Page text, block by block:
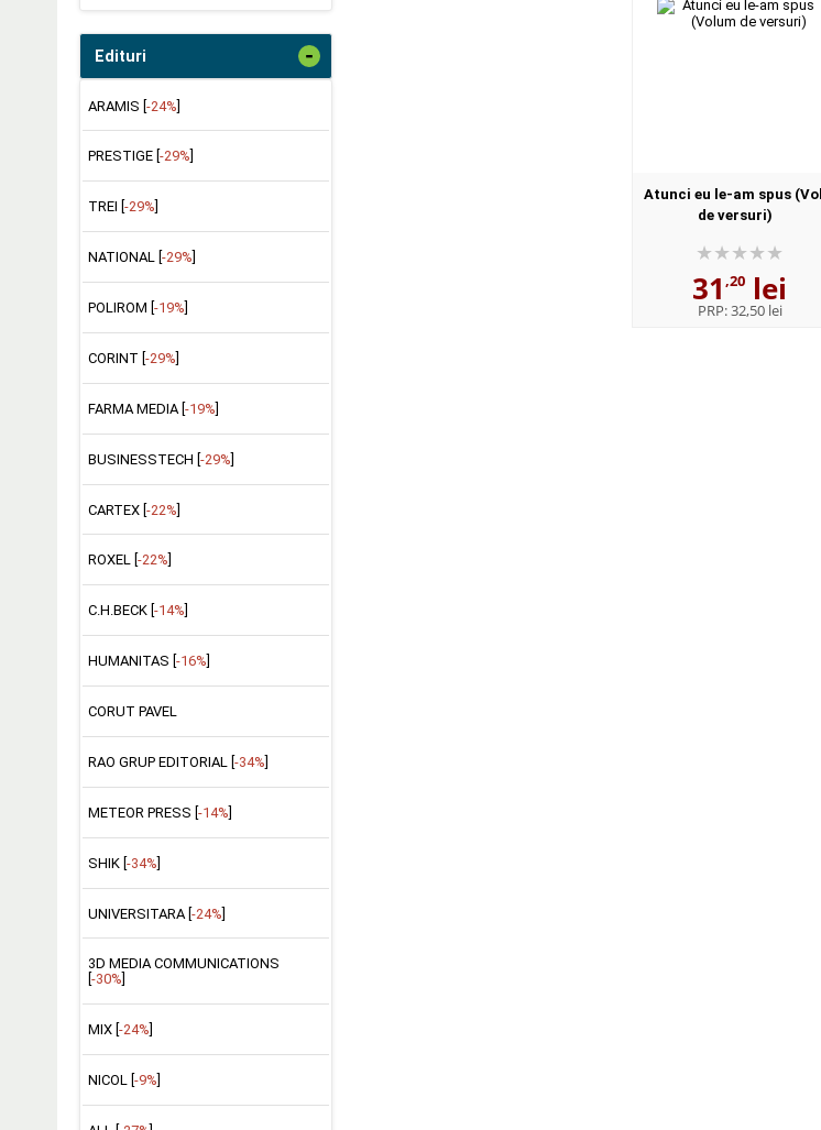
Edituri -
ARAMIS [-24%]
PRESTIGE [ -29%
TREI [ -29%
NATIONAL [ -29%
POLIROM [ -19%
CORINT [ -29%
FARMA MEDIA [ -19%
BUSINESSTECH [-29%]
CARTEX [-22%]
ROXEL [ -22%
C.H.BECK [ -14%
HUMANITAS [ -16%
CORUT PAVEL
RAO GRUP EDITORIAL [ -34%
METEOR PRESS [ -14%
SHIK [-34%]
UNIVERSITARA [-24%]
3D MEDIA COMMUNICATIONS
-30%
MIX [ -24%
NICOL [ -9%
Atunci eu le-am spus
de versuri)
31 ,20 lei
PRP:32,50 lei